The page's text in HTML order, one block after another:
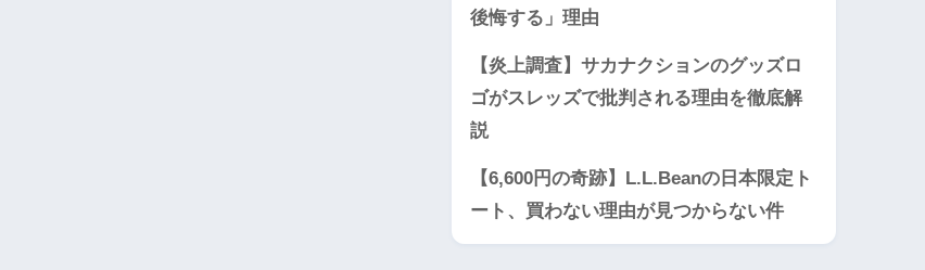
後悔する」理由
【炎上調査】サカナクションのグッズロ
ゴがスレッズで批判される理由を徹底解
説
【6,600円の奇跡】L.L.Beanの日本限定ト
ート、買わない理由が見つからない件